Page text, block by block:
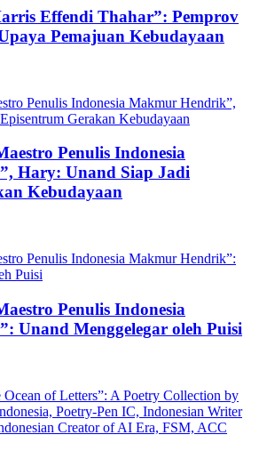
Effendi Thahar”: Pemprov
Pemajuan Kebudayaan
Penulis Indonesia
Hary: Unand Siap Jadi
Kebudayaan
Penulis Indonesia
Unand Menggelegar oleh Puisi